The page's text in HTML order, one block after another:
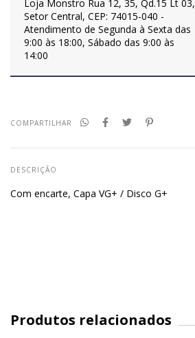
Loja Monstro Rua 12, 35, Qd.15 Lt 03,
Setor Central, CEP: 74015-040 -
Atendimento de Segunda à Sexta das
9:00 às 18:00, Sábado das 9:00 às
14:00
COMPARTILHAR
DESCRIÇÃO
Com encarte, Capa VG+ / Disco G+
Produtos relacionados